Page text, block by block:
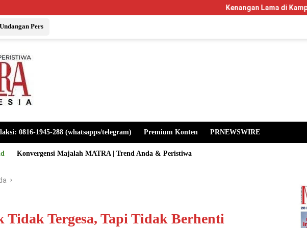
Kenangan Lama di Kampus Manglayang:
Undangan Pers
0816-1945-288 (whatsapps/telegram) Premium Konten PRNEWSWIRE
Konvergensi Majalah MATRA | Trend Anda & Peristiwa
Tidak Tergesa, Tapi Tidak Berhenti